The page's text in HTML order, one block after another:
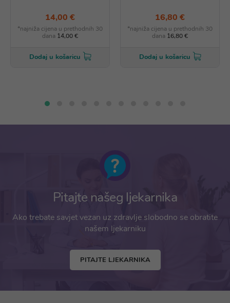
14,00 €
*najniža cijena u prethodnih 30
dana 14,00 €
Dodaj u košaricu
16,80 €
*najniža cijena u prethodnih 30
dana 16,80 €
Dodaj u košaricu
Pitajte našeg ljekarnika
Ako trebate savjet vezan uz zdravlje slobodno se obratite
našem ljekarniku
PITAJTE LJEKARNIKA